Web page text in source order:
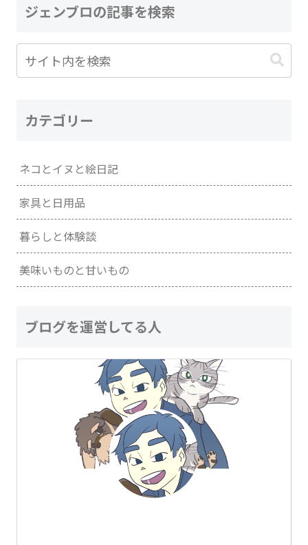
ジェンブロの記事を検索
カテゴリー
ネコとイヌと絵日記
家具と日用品
暮らしと体験談
美味いものと甘いもの
ブログを運営してる人